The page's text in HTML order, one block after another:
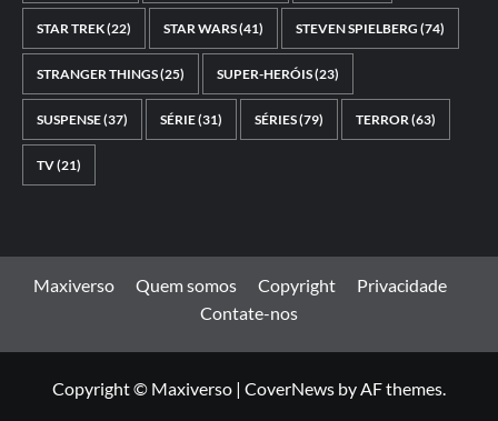
STAR TREK(22) STAR WARS(41) STEVEN SPIELBERG (74)
STRANGER THINGS(25) SUPER-HERÓIS(23)
SUSPENSE(37) SÉRIE(31) SÉRIES(79) TERROR(63)
TV(21)
Maxiverso Quem somos Copyright
Privacidade
Contate-nos
Copyright © Maxiverso | CoverNews by AF themes.